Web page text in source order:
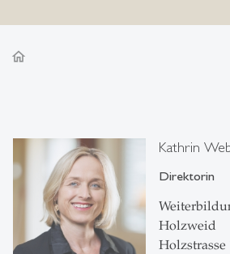
home
Kathrin
Direktorin
Holzweid
Holzstrasse